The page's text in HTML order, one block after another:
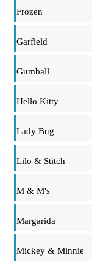
Frozen
Garfield
Gumball
Hello Kitty
Lady Bug
Lilo & Stitch
M & M's
Margarida
Mickey & Minnie